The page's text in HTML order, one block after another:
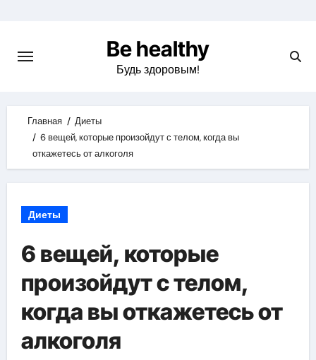
content
Be healthy
Будь здоровым!
Главная
Диеты
6 вещей, которые произойдут с телом, когда вы
откажетесь от алкоголя
Диеты
6 вещей, которые
произойдут с телом,
когда вы откажетесь от
алкоголя